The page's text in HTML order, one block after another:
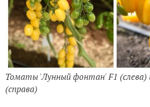
Томаты 'Лунный фонтан' F1
(справа)